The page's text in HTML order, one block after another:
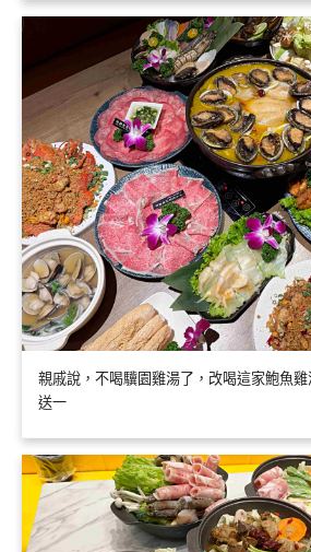
親戚說，不喝驥園雞湯了，改喝這家鮑魚
送一